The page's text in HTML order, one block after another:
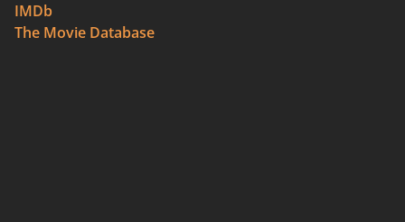
IMDb
The Movie Database